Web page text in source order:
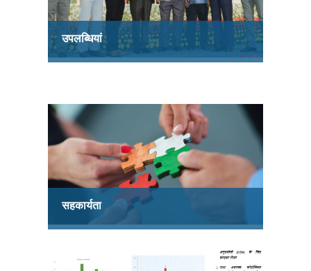
उपलब्धियां
सहकार्यता